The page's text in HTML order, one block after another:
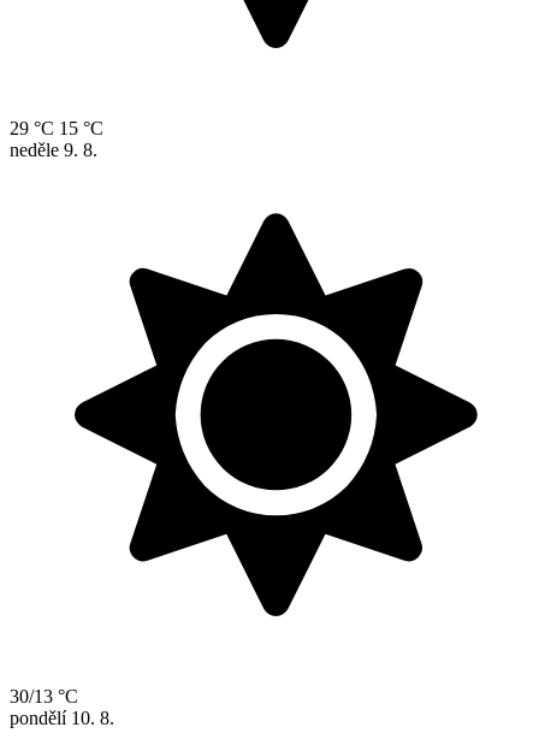
29 °C 15 °C
neděle 9. 8.
30/13 °C
pondělí 10. 8.